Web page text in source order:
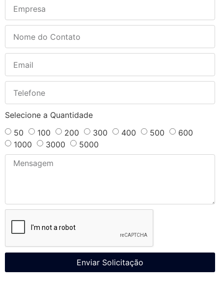
Selecione a Quantidade
50
100 200 300 400 500
600
1000
3000 5000
Enviar Solicitação